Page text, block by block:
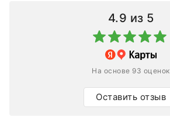
4.9 из 5
На основе 93 оценок
Оставить отзыв